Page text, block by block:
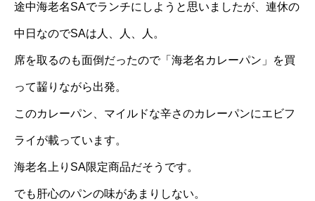
途中海老名SAでランチにしようと思いましたが、連休の
中日なのでSAは人、人、人。
席を取るのも面倒だったので「海老名カレーパン」を買
って齧りながら出発。
このカレーパン、マイルドな辛さのカレーパンにエビフ
ライが載っています。
海老名上りSA限定商品だそうです。
でも肝心のパンの味があまりしない。